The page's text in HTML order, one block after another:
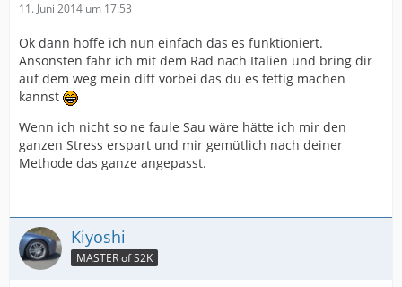
11. Juni 2014 um 17:53
Ok dann hoffe ich nun einfach das es funktioniert.
Ansonsten fahr ich mit dem Rad nach Italien und bring dir
auf dem weg mein diff vorbei das du es fettig machen
kannst
Wenn ich nicht so ne faule Sau wäre hätte ich mir den
ganzen Stress erspart und mir gemütlich nach deiner
Methode das ganze angepasst.
Kiyoshi
MASTER of S2K